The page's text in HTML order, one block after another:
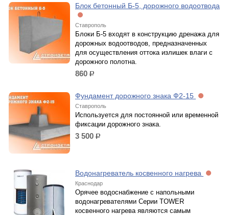
Блок бетонный Б-5, дорожного водоотвода
Ставрополь
Блоки Б-5 входят в конструкцию дренажа для
дорожных водоотводов, предназначенных
для осуществления оттока излишек влаги с
дорожного полотна.
860 р.
Фундамент дорожного знака Ф2-15
Ставрополь
Используется для постоянной или временной
фиксации дорожного знака.
3 500 р.
Водонагреватель косвенного нагрева
Краснодар
Орячее водоснабжение с напольными
водонагревателями Серии TOWER
косвенного нагрева являются самым